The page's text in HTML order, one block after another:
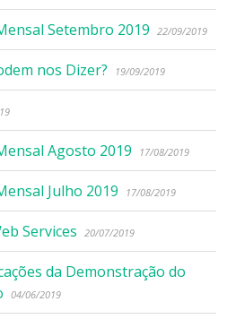
Setembro 2019 22/09/2019
nos Dizer? 19/09/2019
Agosto 2019 17/08/2019
Julho 2019 17/08/2019
Services 20/07/2019
da Demonstração do
04/06/2019